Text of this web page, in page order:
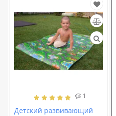
1
Детский развивающий